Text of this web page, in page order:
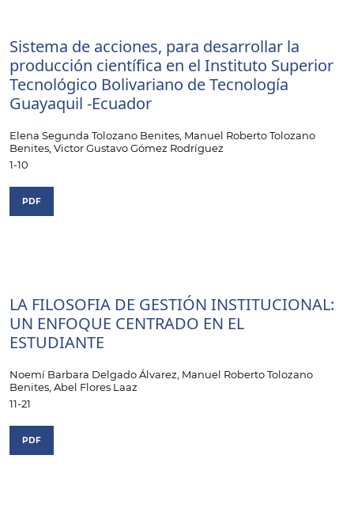
Sistema de acciones, para desarrollar la
producción científica en el Instituto Superior
Tecnológico Bolivariano de Tecnología
Guayaquil -Ecuador
Elena Segunda Tolozano Benites, Manuel Roberto Tolozano
Benites, Victor Gustavo Gómez Rodríguez
1-10
PDF
LA FILOSOFIA DE GESTIÓN INSTITUCIONAL:
UN ENFOQUE CENTRADO EN EL
ESTUDIANTE
Noemí Barbara Delgado Álvarez, Manuel Roberto Tolozano
Benites, Abel Flores Laaz
11-21
PDF